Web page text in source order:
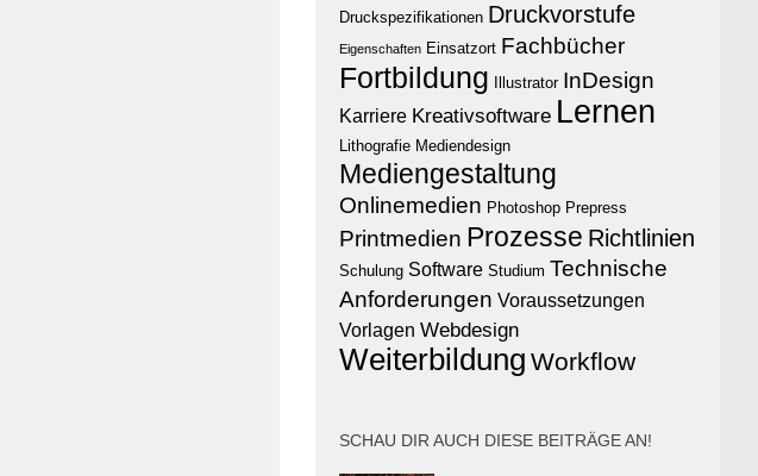
Druckspezifikationen Druckvorstufe
Eigenschaften Einsatzort Fachbücher
Fortbildung Illustrator InDesign
Karriere Kreativsoftware Lernen
Lithografie Mediendesign
Mediengestaltung
Onlinemedien Photoshop Prepress
Printmedien Prozesse Richtlinien
Schulung Software Studium Technische
Anforderungen Voraussetzungen
Vorlagen Webdesign
Weiterbildung Workflow
SCHAU DIR AUCH DIESE BEITRÄGE AN!